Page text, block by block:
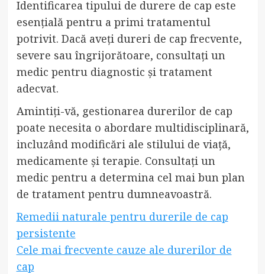
Identificarea tipului de durere de cap este
esențială pentru a primi tratamentul
potrivit. Dacă aveți dureri de cap frecvente,
severe sau îngrijorătoare, consultați un
medic pentru diagnostic și tratament
adecvat.
Amintiți-vă, gestionarea durerilor de cap
poate necesita o abordare multidisciplinară,
incluzând modificări ale stilului de viață,
medicamente și terapie. Consultați un
medic pentru a determina cel mai bun plan
de tratament pentru dumneavoastră.
Remedii naturale pentru durerile de cap
persistente
Cele mai frecvente cauze ale durerilor de
cap